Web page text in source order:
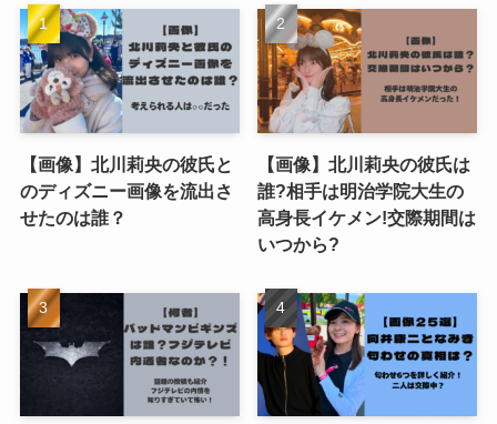
【画像】北川莉央の彼氏と
のディズニー画像を流出さ
せたのは誰？
【画像】北川莉央の彼氏は
誰?相手は明治学院大生の
高身長イケメン!交際期間は
いつから?